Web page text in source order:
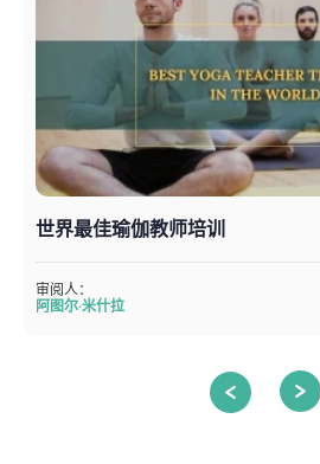
世界最佳瑜伽教师培训
审阅人：
阿图尔·米什拉